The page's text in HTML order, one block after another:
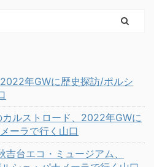
年GWに歴史探訪/ポルシ
ルストロード、2022年GWに
ーラで行く山口
台エコ・ミュージアム、